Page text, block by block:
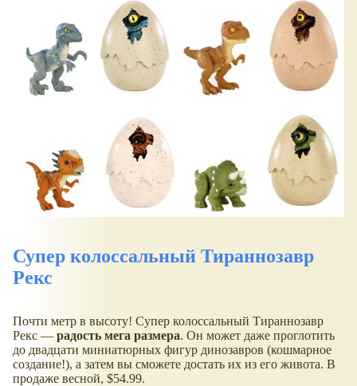
Супер колоссальный Тираннозавр
Рекс
Почти метр в высоту! Супер колоссальный Тираннозавр
Рекс — радость мега размера. Он может даже проглотить
до двадцати миниатюрных фигур динозавров (кошмарное
создание!), а затем вы сможете достать их из его живота. В
продаже весной, $54.99.